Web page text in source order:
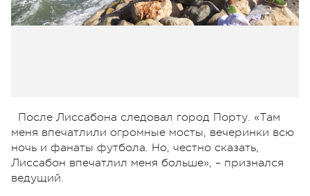
После Лиссабона следовал город Порту. «Там
меня впечатлили огромные мосты, вечеринки всю
ночь и фанаты футбола. Но, честно сказать,
Лиссабон впечатлил меня больше», – признался
ведущий.